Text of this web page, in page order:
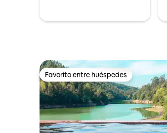
Favorito entre huéspedes
Favorito entre huéspedes